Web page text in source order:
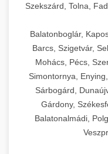
Szekszárd, Tolna,
Balatonboglár,
Barcs, Szigetvár,
Mohács, Pécs,
Simontornya,
Sárbogárd,
Gárdony,
Balatonalmádi,